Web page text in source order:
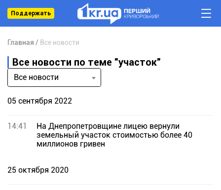
Поддержать
Главная Все новости
Все новости по теме "участок"
Все новости
05 сентября 2022
14:41
На Днепропетровщине лицею вернули
земельный участок стоимостью более 40
миллионов гривен
25 октября 2020